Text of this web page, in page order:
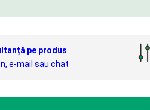
pe produs
e-mail sau chat